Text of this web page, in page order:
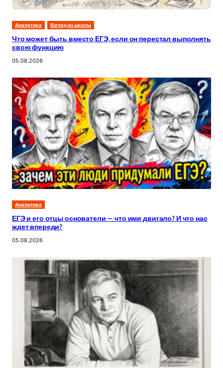
Аналитика Взгляд из школы
Что может быть вместо ЕГЭ, если он перестал выполнять
свою функцию
05.08.2026
Аналитика
ЕГЭ и его отцы основатели — что ими двигало? И что нас
ждет впереди?
05.08.2026